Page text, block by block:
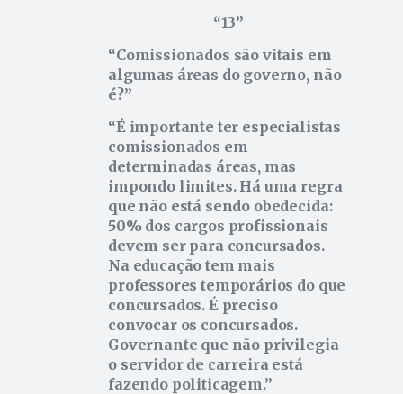
13
Comissionados são vitais em
algumas áreas do governo, não
é?
É importante ter especialistas
comissionados em
determinadas áreas, mas
impondo limites. Há uma regra
que não está sendo obedecida:
50% dos cargos profissionais
devem ser para concursados.
Na educação tem mais
professores temporários do que
concursados. É preciso
convocar os concursados.
Governante que não privilegia
o servidor de carreira está
fazendo politicagem.